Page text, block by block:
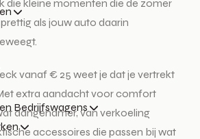
Bedrijfswagens
die kleine momenten die de zomer
als jouw auto daarin
vanaf € 25 weet je dat je vertrekt
extra aandacht voor comfort
aangenamer, van verkoeling
accessoires die passen bij wat